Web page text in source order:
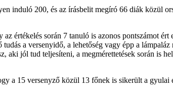
induló 200, és az írásbelit megíró 66 diák közül
értékelés során 7 tanuló is azonos pontszámot
a versenyidő, a lehetőség vagy épp a
jól tud teljesíteni, a megmérettetések során is
a 15 versenyző közül 13 főnek is sikerült a